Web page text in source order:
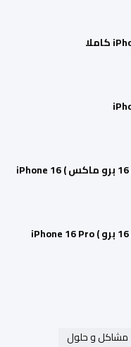
مواصفات وسعر ( ايفون 16 برو ماكس ) iPhone 16
مشاكل و حلول